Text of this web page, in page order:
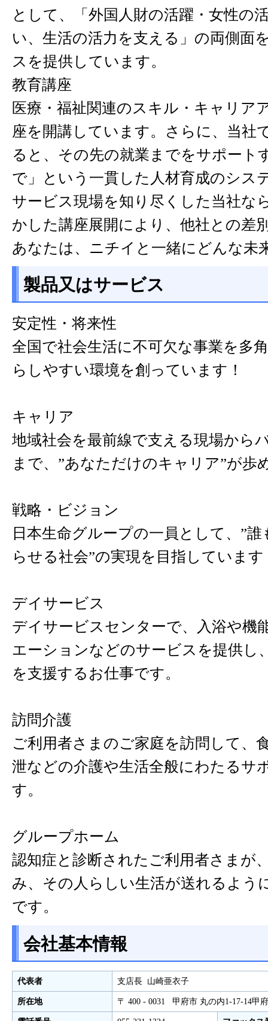
として、「外国人財の活躍・女性の
い、生活の活力を支える」の両側面
スを提供しています。
教育講座
医療・福祉関連のスキル・キャリア
座を開講しています。さらに、当社
ると、その先の就業までをサポート
で」という一貫した人材育成のシス
サービス現場を知り尽くした当社な
かした講座展開により、他社との差
あなたは、ニチイと一緒にどんな未
製品又はサービス
安定性・将来性
全国で社会生活に不可欠な事業を多
らしやすい環境を創っています！
キャリア
地域社会を最前線で支える現場から
まで、”あなただけのキャリア”が歩
戦略・ビジョン
日本生命グループの一員として、”
らせる社会”の実現を目指しています
デイサービス
デイサービスセンターで、入浴や機
エーションなどのサービスを提供し
を支援するお仕事です。
訪問介護
ご利用者さまのご家庭を訪問して、
泄などの介護や生活全般にわたるサ
す。
グループホーム
認知症と診断されたご利用者さまが
み、その人らしい生活が送れるよう
です。
会社基本情報
代表者 支店長 山崎亜衣子
所在地 〒 400 - 0031 甲府市 丸の内1-17-14甲